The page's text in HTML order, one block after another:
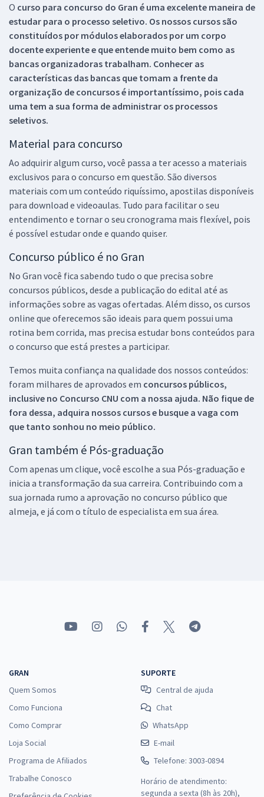
O curso para concurso do Gran é uma excelente maneira de
estudar para o processo seletivo. Os nossos cursos são
constituídos por módulos elaborados por um corpo
docente experiente e que entende muito bem como as
bancas organizadoras trabalham. Conhecer as
características das bancas que tomam a frente da
organização de concursos é importantíssimo, pois cada
uma tem a sua forma de administrar os processos
seletivos.
Material para concurso
Ao adquirir algum curso, você passa a ter acesso a materiais
exclusivos para o concurso em questão. São diversos
materiais com um conteúdo riquíssimo, apostilas disponíveis
para download e videoaulas. Tudo para facilitar o seu
entendimento e tornar o seu cronograma mais flexível, pois
é possível estudar onde e quando quiser.
Concurso público é no Gran
No Gran você fica sabendo tudo o que precisa sobre
concursos públicos, desde a publicação do edital até as
informações sobre as vagas ofertadas. Além disso, os cursos
online que oferecemos são ideais para quem possui uma
rotina bem corrida, mas precisa estudar bons conteúdos para
o concurso que está prestes a participar.
Temos muita confiança na qualidade dos nossos conteúdos:
foram milhares de aprovados em concursos públicos,
inclusive no Concurso CNU com a nossa ajuda. Não fique de
fora dessa, adquira nossos cursos e busque a vaga com
que tanto sonhou no meio público.
Gran também é Pós-graduação
Com apenas um clique, você escolhe a sua Pós-graduação e
inicia a transformação da sua carreira. Contribuindo com a
sua jornada rumo a aprovação no concurso público que
almeja, e já com o título de especialista em sua área.
GRAN
Quem Somos
Como Funciona
Como Comprar
Loja Social
Programa de Afiliados
Trabalhe Conosco
SUPORTE
Central de ajuda
Chat
WhatsApp
E-mail
Telefone: 3003-0894
Horário de atendimento:
segunda a sexta (8h às 20h),